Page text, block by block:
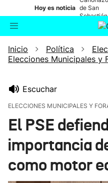
Hoy es noticia de San
Sebastián
Buscador
Inicio Política
Elecciones Municipales y
Escuchar
ELECCIONES MUNICIPALES Y
El PSE
importancia
como motor